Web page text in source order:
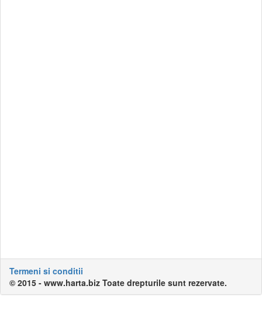
Termeni si conditii
© 2015 - www.harta.biz Toate drepturile sunt rezervate.